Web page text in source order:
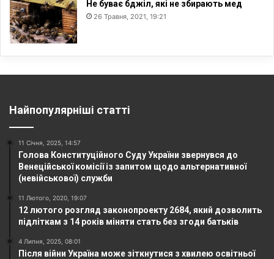
Не буває бджіл, які не збирають мед
26 Травня, 2021, 19:21
Найпопулярніші статті
11 Січня, 2025, 14:57
Голова Конституційного Суду України звернувся до
Венеційської комісії із запитом щодо альтернативної
(невійськової) служби
11 Лютого, 2020, 19:07
12 лютого розгляд законопроекту 2684, який дозволить
підліткам з 14 років міняти стать без згоди батьків
4 Липня, 2025, 08:01
Після війни Україна може зіткнутися з хвилею освітньої